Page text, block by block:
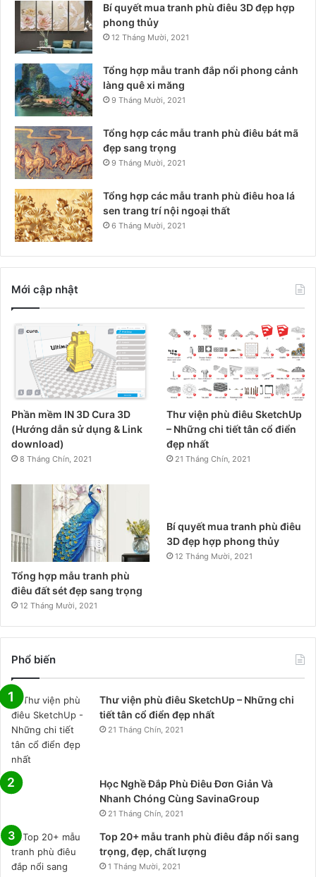
Bí quyết mua tranh phù điêu 3D đẹp hợp
phong thủy
12 Tháng Mười, 2021
Tổng hợp mẫu tranh đắp nổi phong cảnh
làng quê xi măng
9 Tháng Mười, 2021
Tổng hợp các mẫu tranh phù điêu bát mã
đẹp sang trọng
9 Tháng Mười, 2021
Tổng hợp các mẫu tranh phù điêu hoa lá
sen trang trí nội ngoại thất
6 Tháng Mười, 2021
Mới cập nhật
Phần mềm IN 3D Cura 3D
(Hướng dẫn sử dụng & Link
download)
8 Tháng Chín, 2021
Thư viện phù điêu SketchUp
– Những chi tiết tân cổ điển
đẹp nhất
21 Tháng Chín, 2021
Tổng hợp mẫu tranh phù
điêu đất sét đẹp sang trọng
12 Tháng Mười, 2021
Bí quyết mua tranh phù điêu
3D đẹp hợp phong thủy
12 Tháng Mười, 2021
Phổ biến
Thư viện phù điêu SketchUp – Những chi
tiết tân cổ điển đẹp nhất
21 Tháng Chín, 2021
Học Nghề Đắp Phù Điêu Đơn Giản Và
Nhanh Chóng Cùng SavinaGroup
21 Tháng Chín, 2021
Top 20+ mẫu tranh phù điêu đắp nổi sang
trọng, đẹp, chất lượng
1 Tháng Mười, 2021